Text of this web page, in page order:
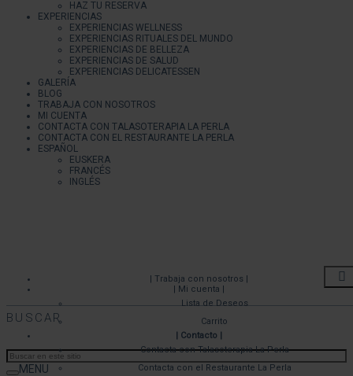
HAZ TU RESERVA
EXPERIENCIAS
EXPERIENCIAS WELLNESS
EXPERIENCIAS RITUALES DEL MUNDO
EXPERIENCIAS DE BELLEZA
EXPERIENCIAS DE SALUD
EXPERIENCIAS DELICATESSEN
GALERÍA
BLOG
TRABAJA CON NOSOTROS
MI CUENTA
CONTACTA CON TALASOTERAPIA LA PERLA
CONTACTA CON EL RESTAURANTE LA PERLA
ESPAÑOL
EUSKERA
FRANCÉS
INGLÉS
| Trabaja con nosotros |
| Mi cuenta |
Lista de Deseos
Carrito
| Contacto |
Contacta con Talasoterapia La Perla
Contacta con el Restaurante La Perla
BUSCAR
MENU